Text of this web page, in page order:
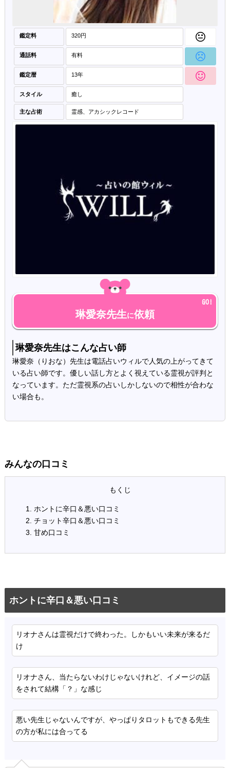
鑑定料 320円
通話料 有料
鑑定暦 13年
スタイル 癒し
主な占術 霊感、アカシックレコード
琳愛奈先生に依頼
琳愛奈先生はこんな占い師
琳愛奈（りおな）先生は電話占いウィルで人気の上がってきて
いる占い師です。優しい話し方とよく視えている霊視が評判と
なっています。ただ霊視系の占いしかしないので相性が合わな
い場合も。
みんなの口コミ
ホントに辛口＆悪い口コミ
チョット辛口＆悪い口コミ
甘め口コミ
ホントに辛口＆悪い口コミ
リオナさんは霊視だけで終わった。しかもいい未来が来るだ
け
リオナさん、当たらないわけじゃないけれど、イメージの話
をされて結構「？」な感じ
悪い先生じゃないんですが、やっぱりタロットもできる先生
の方が私には合ってる